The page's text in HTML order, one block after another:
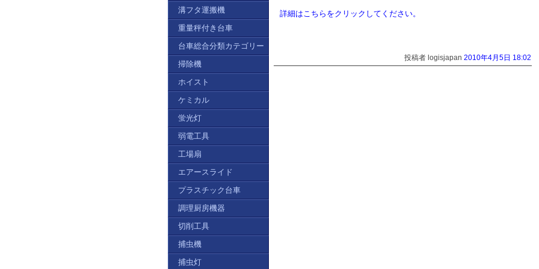
詳細はこちらをクリックしてください。
投稿者 logisjapan 2010年4月5日 18:02
溝フタ運搬機
重量秤付き台車
台車総合分類カテゴリー
掃除機
ホイスト
ケミカル
蛍光灯
弱電工具
工場扇
エアースライド
プラスチック台車
調理厨房機器
切削工具
捕虫機
捕虫灯